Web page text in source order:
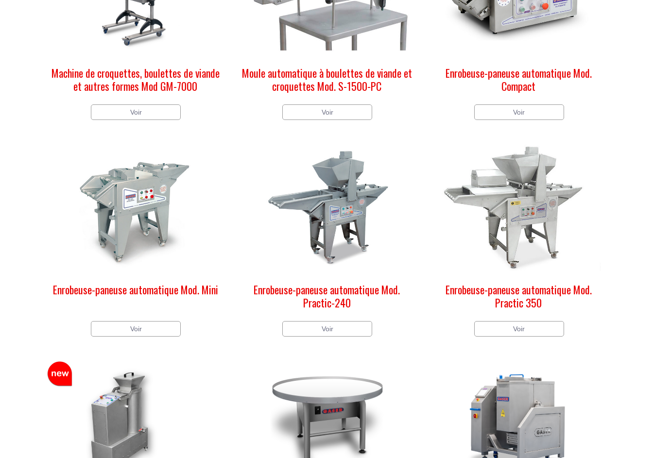
Machine de croquettes, boulettes de viande
et autres formes Mod GM-7000
Voir
Moule automatique à boulettes de viande et
croquettes Mod. S-1500-PC
Voir
Enrobeuse-paneuse automatique Mod.
Compact
Voir
Enrobeuse-paneuse automatique Mod. Mini
Voir
Enrobeuse-paneuse automatique Mod.
Practic-240
Voir
Enrobeuse-paneuse automatique Mod.
Practic 350
Voir